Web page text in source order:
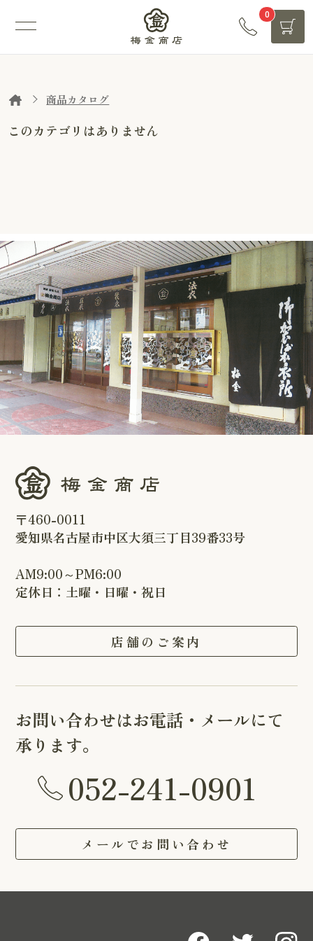
0
商品カタログ
このカテゴリはありません
〒460-0011
愛知県名古屋市中区大須三丁目39番33号
AM9:00～PM6:00
定休日：土曜・日曜・祝日
店舗のご案内
お問い合わせはお電話・メールにて
承ります。
052-241-0901
メールでお問い合わせ